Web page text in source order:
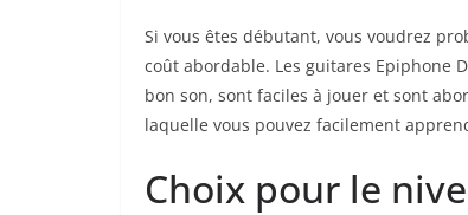
Si vous⁣ êtes débutant,​ vous⁣ voudrez
coût abordable. Les guitares Epiphone
bon son, ‍sont faciles à jouer et sont
laquelle vous pouvez facilement‍
Choix pour le